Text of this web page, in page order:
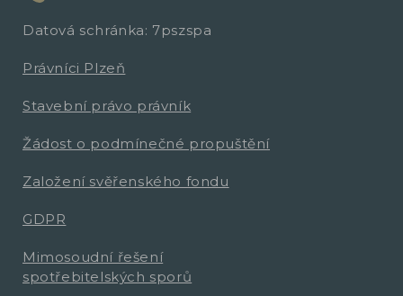
Datová schránka: 7pszspa
Právníci Plzeň
Stavební právo právník
Žádost o podmínečné propuštění
Založení svěřenského fondu
GDPR
Mimosoudní řešení
spotřebitelských sporů